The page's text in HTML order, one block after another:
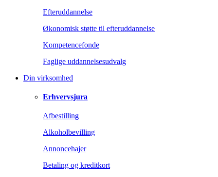
Efteruddannelse
Økonomisk støtte til efteruddannelse
Kompetencefonde
Faglige uddannelsesudvalg
Din virksomhed
Erhvervsjura
Afbestilling
Alkoholbevilling
Annoncehajer
Betaling og kreditkort